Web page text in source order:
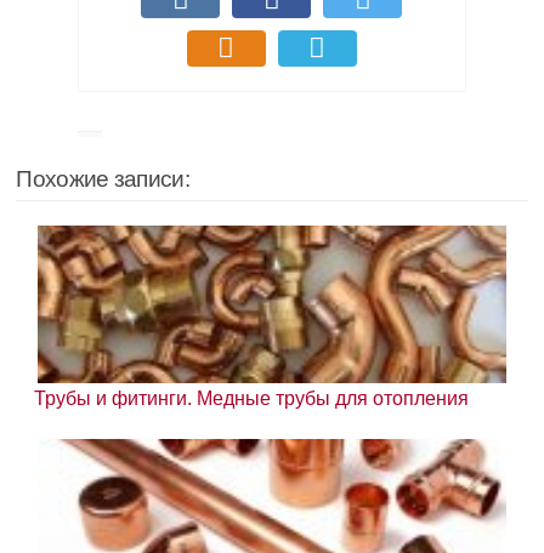
Похожие записи:
Трубы и фитинги. Медные трубы для отопления